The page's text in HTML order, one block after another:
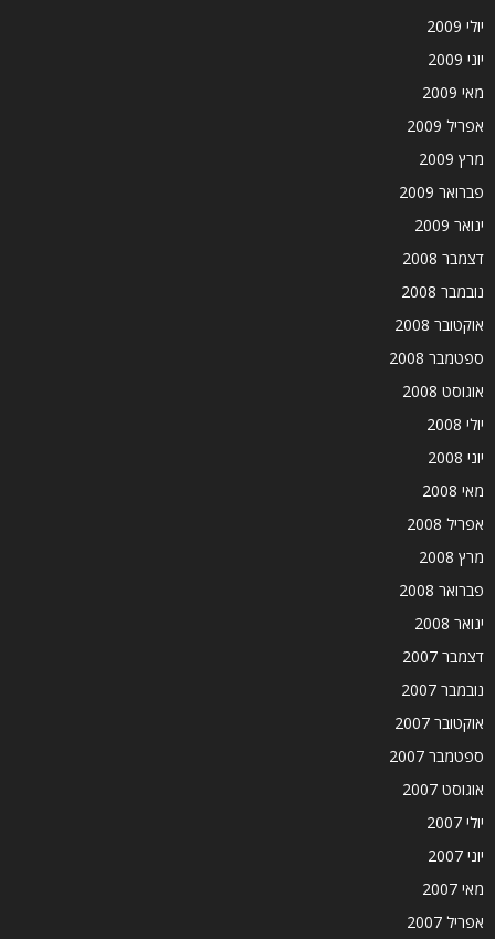
יולי 2009
יוני 2009
מאי 2009
אפריל 2009
מרץ 2009
פברואר 2009
ינואר 2009
דצמבר 2008
נובמבר 2008
אוקטובר 2008
ספטמבר 2008
אוגוסט 2008
יולי 2008
יוני 2008
מאי 2008
אפריל 2008
מרץ 2008
פברואר 2008
ינואר 2008
דצמבר 2007
נובמבר 2007
אוקטובר 2007
ספטמבר 2007
אוגוסט 2007
יולי 2007
יוני 2007
מאי 2007
אפריל 2007